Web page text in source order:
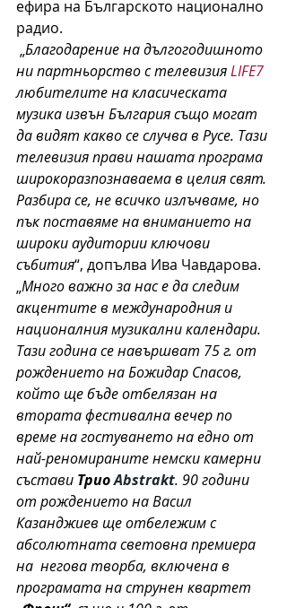
ефира на Българското национално
радио.
„Благодарение на дългогодишното
ни партньорство с телевизия LIFE7
любителите на класическата
музика извън България също могат
да видят какво се случва в Русе. Тази
телевизия прави нашата програма
широкоразпознаваема в целия свят.
Разбира се, не всичко излъчваме, но
пък поставяме на вниманието на
широки аудитории ключови
събития“, допълва Ива Чавдарова.
„Много важно за нас е да следим
акцентите в международния и
националния музикални календари.
Тази година се навършват 75 г. от
рождението на Божидар Спасов,
който ще бъде отбелязан на
втората фестивална вечер по
време на гостуването на едно от
най-реномираните немски камерни
състави Трио Abstrakt. 90 години
от рождението на Васил
Казанджиев ще отбележим с
абсолютната световна премиера
на  негова творба, включена в
програмата на струнен квартет